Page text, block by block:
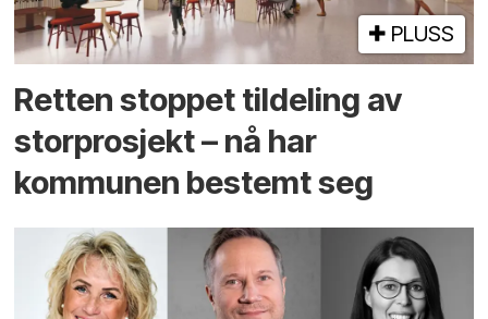
PLUSS
Retten stoppet tildeling av
storprosjekt – nå har
kommunen bestemt seg